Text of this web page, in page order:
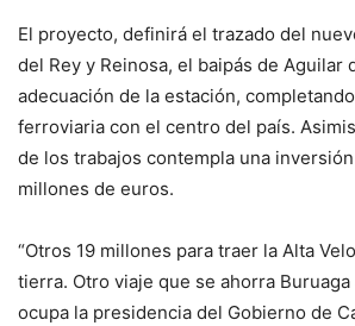
El proyecto, definirá el trazado del
del Rey y Reinosa, el baipás de Aguilar
adecuación de la estación,
ferroviaria con el centro del país.
de los trabajos contempla una
millones de euros.
“Otros 19 millones para traer la Alta
tierra. Otro viaje que se ahorra Buruaga
ocupa la presidencia del Gobierno de